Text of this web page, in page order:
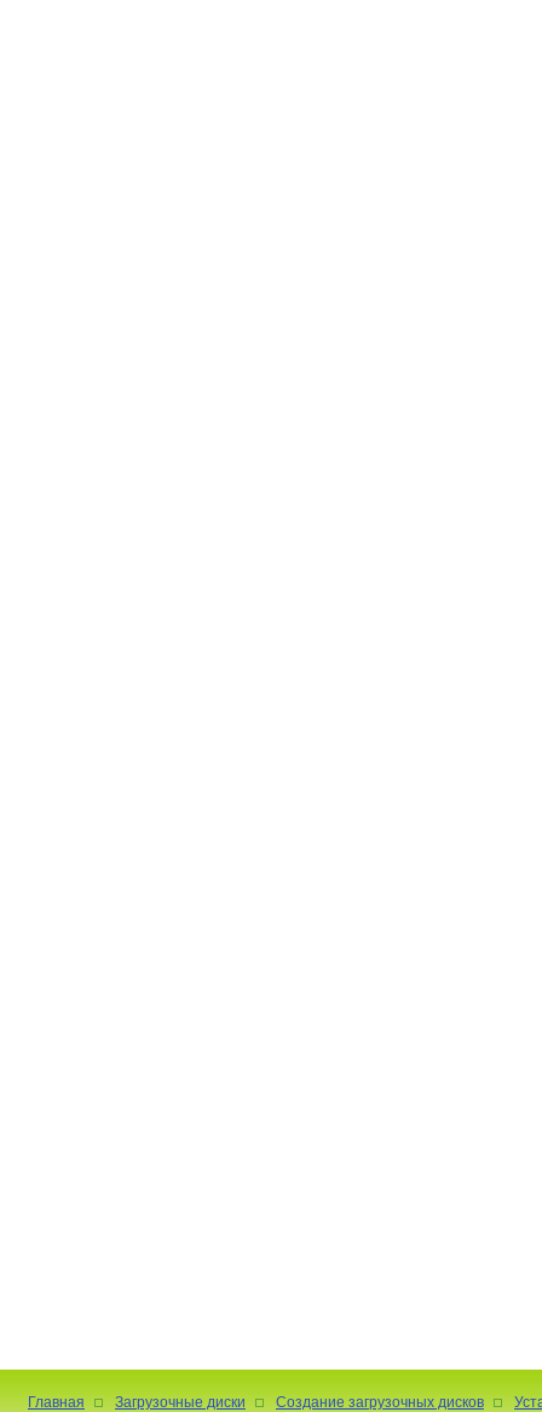
Главная Загрузочные диски Создание загрузочных дисков